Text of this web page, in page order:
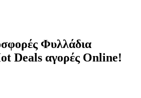
Φυλλάδια
Deals αγορές Online!